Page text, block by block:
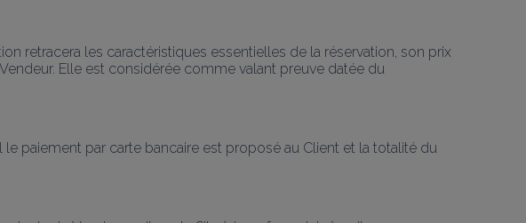
retracera les caractéristiques essentielles de la réservation, son prix
Elle est considérée comme valant preuve datée du
paiement par carte bancaire est proposé au Client et la totalité du